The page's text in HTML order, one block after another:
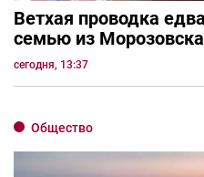
Ветхая проводка
семью из Морозовска
сегодня, 13:37
Общество